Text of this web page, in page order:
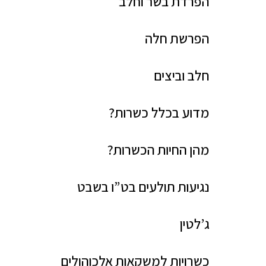
הפרשת חלה
חלב וביצים
מדוע בכלל כשרות?
מהן החיות הכשרות?
נגיעות תולעים בט”ו בשבט
ג’לטין
כשרויות למשקאות אלכוהולים